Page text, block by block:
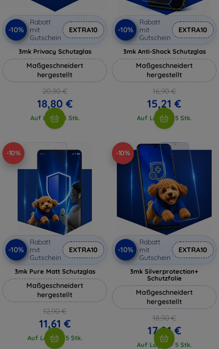
-10%
Rabatt
mit
Gutschein
EXTRA10
3mk Privacy Schutzglas
Maßgeschneidert
hergestellt
20,90 €
18,80 €
Auf Lager 3 Stk.
-10%
Rabatt
mit
Gutschein
EXTRA10
3mk Anti-Shock Schutzglas
Maßgeschneidert
hergestellt
16,90 €
15,21 €
Auf Lager > 5 Stk.
-10%
-10%
Rabatt
mit
Gutschein
EXTRA10
3mk Pure Matt Schutzglas
Maßgeschneidert
hergestellt
12,90 €
11,61 €
Auf Lager > 5 Stk.
-10%
-10%
Rabatt
mit
Gutschein
EXTRA10
3mk Silverprotection+
Schutzfolie
Maßgeschneidert
hergestellt
18,90 €
17,01 €
Auf Lager > 5 Stk.